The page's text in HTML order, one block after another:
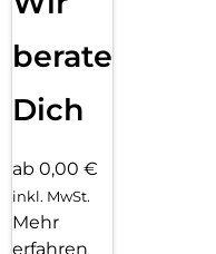
beraten
Dich
ab 0,00 €
inkl. MwSt.
Mehr
erfahren